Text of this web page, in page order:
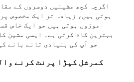
اگرچہ کچھ مشینیں دوسروں کے
ہوتی ہیں، زیادہ تر ایک مخصوص
موزوں ہوتی ہیں جو ایک خاص
بہترین کام کرتی ہے۔ ایسی مشین
جو آپ کی بنیادی تانے بانے
کمرشل کپڑا پرنٹ کرنے